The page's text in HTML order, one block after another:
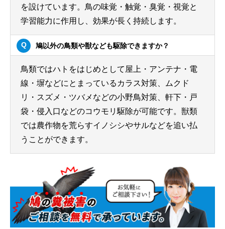
を設けています。鳥の味覚・触覚・臭覚・視覚と
学習能力に作用し、効果が長く持続します。
鳩以外の鳥類や獣なども駆除できますか？
鳥類ではハトをはじめとして屋上・アンテナ・電
線・塀などにとまっているカラス対策、ムクド
リ・スズメ・ツバメなどの小野鳥対策、軒下・戸
袋・侵入口などのコウモリ駆除が可能です。獣類
では農作物を荒らすイノシシやサルなどを追い払
うことができます。